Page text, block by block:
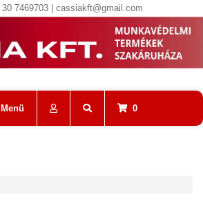
30 7469703 | cassiakft@gmail.com
Menü 0